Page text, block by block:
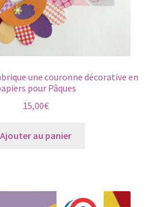
produit
une couronne décorative en
pour Pâques
15,00€
Ajouter au panier